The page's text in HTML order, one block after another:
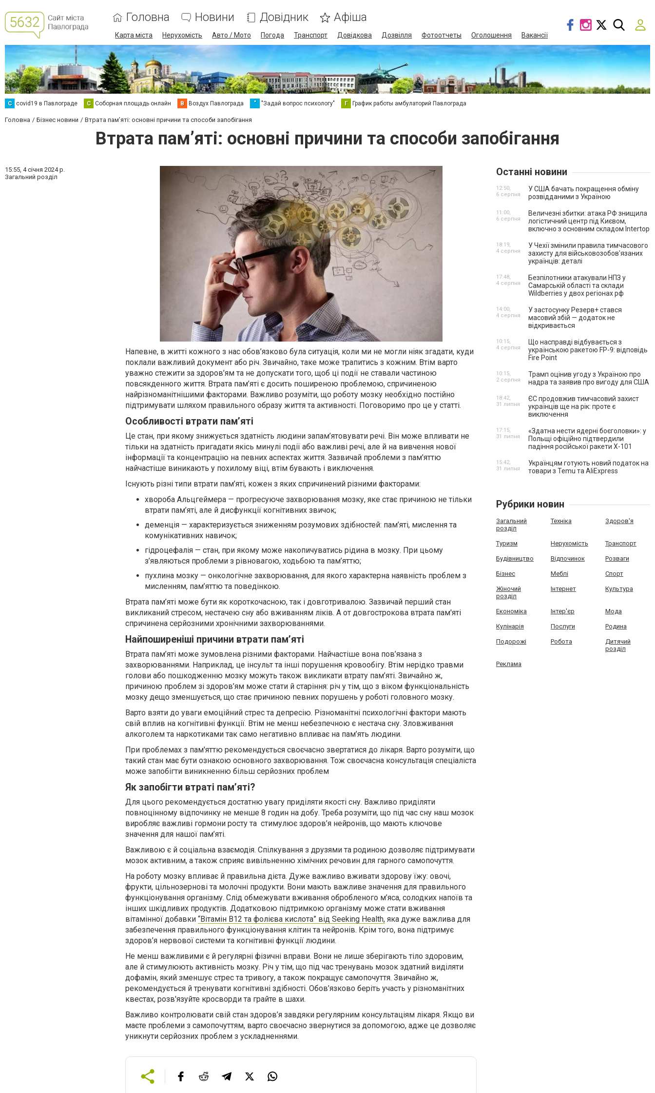
Головна Новини Довідник Афіша
Карта міста Нерухомість Авто / Мото Погода Транспорт Довідкова Дозвілля Фотоотчеты Оголошення Вакансії
C covid19 в Павлограде С Соборная площадь онлайн В Воздух Павлограда " "Задай вопрос психологу" Г График работы амбулаторий Павлограда
Головна Бізнес новини Втрата пам’яті: основні причини та способи запобігання
Втрата пам’яті: основні причини та способи запобігання
15:55, 4 січня 2024 р.
Загальний розділ
Напевне, в житті кожного з нас обов’язково була ситуація, коли ми не могли ніяк згадати, куди
поклали важливий документ або річ. Звичайно, таке може трапитись з кожним. Втім варто
уважно стежити за здоров’ям та не допускати того, щоб ці події не ставали частиною
повсякденного життя. Втрата пам’яті є досить поширеною проблемою, спричиненою
найрізноманітнішими факторами. Важливо розуміти, що роботу мозку необхідно постійно
підтримувати шляхом правильного образу життя та активності. Поговоримо про це у статті.
Особливості втрати пам’яті
Це стан, при якому знижується здатність людини запам’ятовувати речі. Він може впливати не
тільки на здатність пригадати якісь минулі події або важливі речі, але й на вивчення нової
інформації та концентрацію на певних аспектах життя. Зазвичай проблеми з пам'яттю
найчастіше виникають у похилому віці, втім бувають і виключення.
Існують різні типи втрати пам’яті, кожен з яких спричинений різними факторами:
хвороба Альцгеймера — прогресуюче захворювання мозку, яке стає причиною не тільки
втрати пам’яті, але й дисфункції когнітивних звичок;
деменція — характеризується зниженням розумових здібностей: пам’яті, мислення та
комунікативних навичок;
гідроцефалія — стан, при якому може накопичуватись рідина в мозку. При цьому
з’являються проблеми з рівновагою, ходьбою та пам’яттю;
пухлина мозку — онкологічне захворювання, для якого характерна наявність проблем з
мисленням, пам’яттю та поведінкою.
Втрата пам’яті може бути як короткочасною, так і довготривалою. Зазвичай перший стан
викликаний стресом, нестачею сну або вживанням ліків. А от довгострокова втрата пам'яті
спричинена серйозними хронічними захворюваннями.
Найпоширеніші причини втрати пам’яті
Втрата пам’яті може зумовлена різними факторами. Найчастіше вона пов’язана з
захворюваннями. Наприклад, це інсульт та інші порушення кровообігу. Втім нерідко травми
голови або пошкодженню мозку можуть також викликати втрату пам’яті. Звичайно ж,
причиною проблем зі здоров’ям може стати й старіння: річ у тім, що з віком функціональність
мозку дещо зменшується, що стає причиною певних порушень у роботі головного мозку.
Варто взяти до уваги емоційний стрес та депресію. Різноманітні психологічні фактори мають
свій вплив на когнітивні функції. Втім не менш небезпечною є нестача сну. Зловживання
алкоголем та наркотиками так само негативно впливає на пам’ять людини.
При проблемах з пам'яттю рекомендується своєчасно звертатися до лікаря. Варто розуміти, що
такий стан має бути ознакою основного захворювання. Тож своєчасна консультація спеціаліста
може запобігти виникненню більш серйозних проблем
Як запобігти втраті пам’яті?
Для цього рекомендується достатню увагу приділяти якості сну. Важливо приділяти
повноцінному відпочинку не менше 8 годин на добу. Треба розуміти, що під час сну наш мозок
виробляє важливі гормони росту та стимулює здоров’я нейронів, що мають ключове
значення для нашої пам’яті.
Важливою є й соціальна взаємодія. Спілкування з друзями та родиною дозволяє підтримувати
мозок активним, а також сприяє вивільненню хімічних речовин для гарного самопочуття.
На роботу мозку впливає й правильна дієта. Дуже важливо вживати здорову їжу: овочі,
фрукти, цільнозернові та молочні продукти. Вони мають важливе значення для правильного
функціонування організму. Слід обмежувати вживання обробленого м’яса, солодких напоїв та
інших шкідливих продуктів. Додатковою підтримкою організму може стати вживання
вітамінної добавки “Вітамін B12 та фолієва кислота” від Seeking Health, яка дуже важлива для
забезпечення правильного функціонування клітин та нейронів. Крім того, вона підтримує
здоров’я нервової системи та когнітивні функції людини.
Не менш важливими є й регулярні фізичні вправи. Вони не лише зберігають тіло здоровим,
але й стимулюють активність мозку. Річ у тім, що під час тренувань мозок здатний виділяти
дофамін, який зменшує стрес та тривогу, а також покращує самопочуття. Звичайно ж,
рекомендується й тренувати когнітивні здібності. Обов’язково беріть участь у різноманітних
квестах, розв'язуйте кросворди та грайте в шахи.
Важливо контролювати свій стан здоров’я завдяки регулярним консультаціям лікаря. Якщо ви
маєте проблеми з самопочуттям, варто своєчасно звернутися за допомогою, адже це дозволяє
уникнути серйозних проблем з ускладненнями.
Останні новини
У США бачать покращення обміну
розвідданими з Україною
12:50,
6 серпня
Величезні збитки: атака РФ знищила
логістичний центр під Києвом,
включно з основним складом Intertop
11:00,
6 серпня
У Чехії змінили правила тимчасового
захисту для військовозобов'язаних
українців: деталі
18:19,
4 серпня
Безпілотники атакували НПЗ у
Самарській області та склади
Wildberries у двох регіонах рф
17:48,
4 серпня
У застосунку Резерв+ стався
масовий збій — додаток не
відкривається
14:00,
4 серпня
Що насправді відбувається з
українською ракетою FP-9: відповідь
Fire Point
10:15,
4 серпня
Трамп оцінив угоду з Україною про
надра та заявив про вигоду для США
10:15,
2 серпня
ЄС продовжив тимчасовий захист
українців ще на рік: проте є
виключення
18:42,
31 липня
«Здатна нести ядерні боєголовки»: у
Польщі офіційно підтвердили
падіння російської ракети Х-101
17:15,
31 липня
Українцям готують новий податок на
товари з Temu та AliExpress
15:42,
31 липня
Рубрики новин
Загальний
розділ
Техніка Здоров'я
Туризм Нерухомість Транспорт
Будівництво Відпочинок Розваги
Бізнес Меблі Спорт
Жіночий
розділ
Інтернет Культура
Економіка Інтер'єр Мода
Кулінарія Послуги Родина
Подорожі Робота
Дитячий
розділ
Реклама